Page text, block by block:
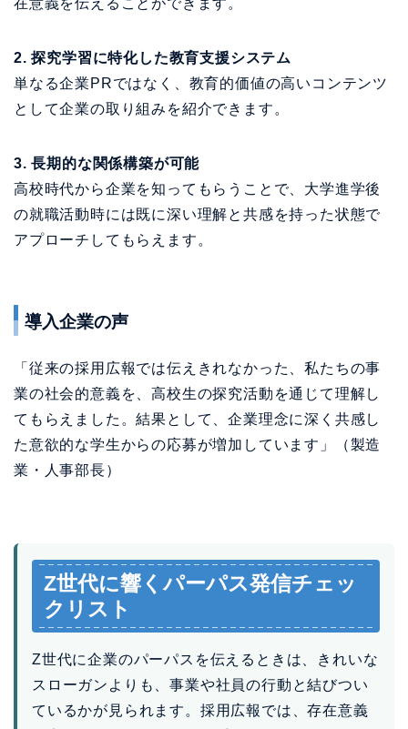
高校時代から企業を知ってもらうことで、大学進学後
の就職活動時には既に深い理解と共感を持った状態で
アプローチしてもらえます。
導入企業の声
「従来の採用広報では伝えきれなかった、私たちの事
業の社会的意義を、高校生の探究活動を通じて理解し
た意欲的な学生からの応募が増加しています」（製造
業・人事部長）
Z世代に響くパーパス発信チェッ
クリスト
ているかが見られます。採用広報では、存在意義
を実例として見せることが重要です。
いる
社員がどのように行動しているかを具体的
に示している